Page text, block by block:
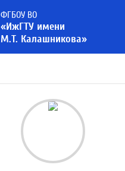
ФГБОУ ВО
«ИжГТУ имени
М.Т. Калашникова»